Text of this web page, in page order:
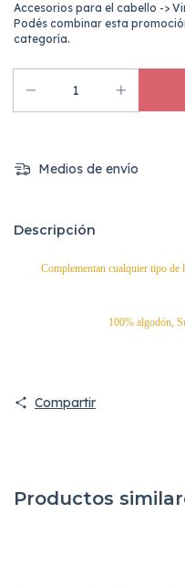
Accesorios para el cabello ->
Podés combinar esta
categoría.
Medios de envío
Descripción
Complementan cualquier tipo
100% algodón,
Compartir
Productos